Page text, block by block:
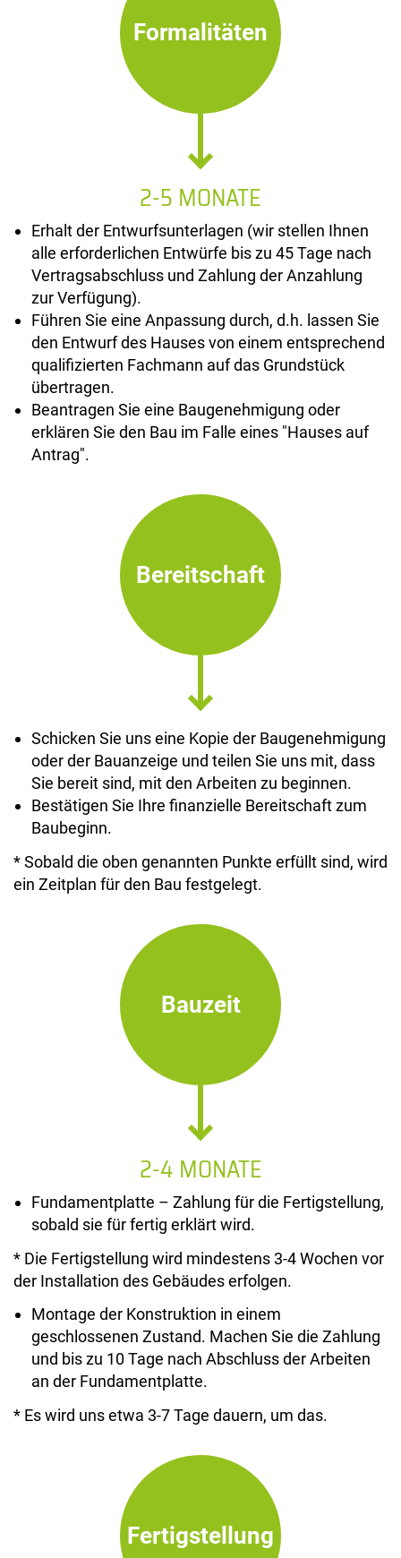
Formalitäten
2-5 MONATE
Erhalt der Entwurfsunterlagen (wir stellen Ihnen
alle erforderlichen Entwürfe bis zu 45 Tage nach
Vertragsabschluss und Zahlung der Anzahlung
zur Verfügung).
Führen Sie eine Anpassung durch, d.h. lassen Sie
den Entwurf des Hauses von einem entsprechend
qualifizierten Fachmann auf das Grundstück
übertragen.
Beantragen Sie eine Baugenehmigung oder
erklären Sie den Bau im Falle eines "Hauses auf
Antrag".
Bereitschaft
Schicken Sie uns eine Kopie der Baugenehmigung
oder der Bauanzeige und teilen Sie uns mit, dass
Sie bereit sind, mit den Arbeiten zu beginnen.
Bestätigen Sie Ihre finanzielle Bereitschaft zum
Baubeginn.
* Sobald die oben genannten Punkte erfüllt sind, wird
ein Zeitplan für den Bau festgelegt.
Bauzeit
2-4 MONATE
Fundamentplatte – Zahlung für die Fertigstellung,
sobald sie für fertig erklärt wird.
* Die Fertigstellung wird mindestens 3-4 Wochen vor
der Installation des Gebäudes erfolgen.
Montage der Konstruktion in einem
geschlossenen Zustand. Machen Sie die Zahlung
und bis zu 10 Tage nach Abschluss der Arbeiten
an der Fundamentplatte.
* Es wird uns etwa 3-7 Tage dauern, um das.
Fertigstellung